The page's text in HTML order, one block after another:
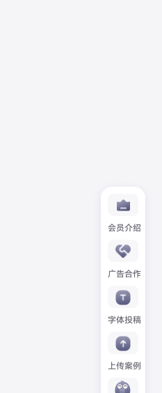
会员介绍
广告合作
字体投稿
上传案例